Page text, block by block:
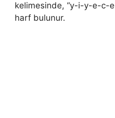
kelimesinde, “y-i-y-e-c-
harf bulunur.